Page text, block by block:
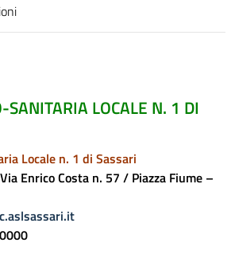
SANITARIA LOCALE N. 1 DI
Locale n. 1 di Sassari
Via Enrico Costa n. 57 / Piazza Fiume –